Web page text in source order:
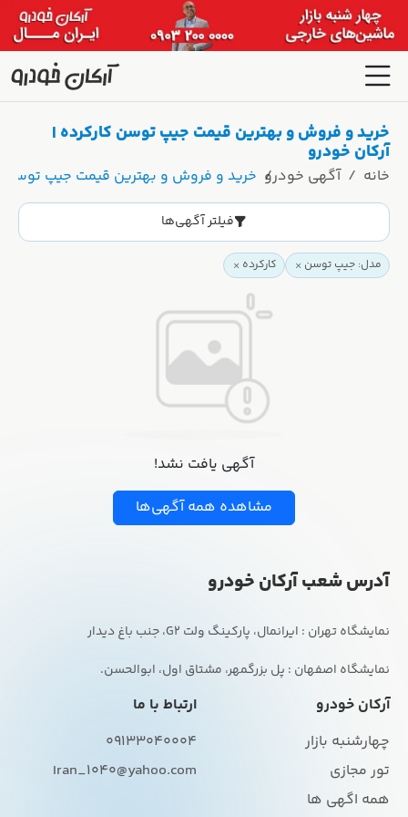
خرید و فروش و بهترین قیمت جیپ توسن کارکرده |
آرکان خودرو
خانه آگهی خودرو خرید و فروش و بهترین قیمت جیپ توسن
فیلتر آگهی‌ها
مدل: جیپ توسن کارکرده
آگهی یافت نشد!
مشاهده همه آگهی‌ها
آدرس شعب آرکان خودرو
نمایشگاه اصفهان : پل بزرگمهر، مشتاق اول، ابوالحسن.
آرکان خودرو
چهارشنبه بازار
تور مجازی
همه اگهی ها
ارتباط با ما
09133040004
Iran_1040@yahoo.com